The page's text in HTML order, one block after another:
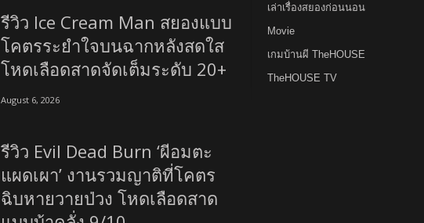
รีวิว Ice Cream Man สยองแบบ
โคตรระยำใจบนฉากหลังสดใส
โหดเลือดสาดจัดเต็มระดับ 20+
August 6, 2026
รีวิว Evil Dead Burn ‘ผีอมตะ
แผดเผา’ งานรวมญาติที่โคตร
ฉิบหายวายป่วง โหดเลือดสาด
เล่าเรื่องสยองก่อนนอน
Movie
เกมบ้านผี TheHOUSE
TheHOUSE TV